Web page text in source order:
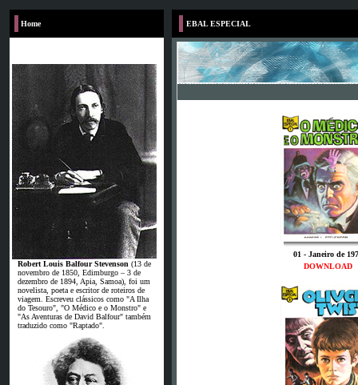
Home
Robert Louis Balfour Stevenson (13 de
novembro de 1850, Edimburgo – 3 de
dezembro de 1894, Apia, Samoa), foi um
novelista, poeta e escritor de roteiros de
viagem. Escreveu clássicos como "A Ilha
do Tesouro", "O Médico e o Monstro" e
"As Aventuras de David Balfour" também
traduzido como "Raptado".
EBAL ESPECIAL
01 - Janeiro de
DOWNLOAD